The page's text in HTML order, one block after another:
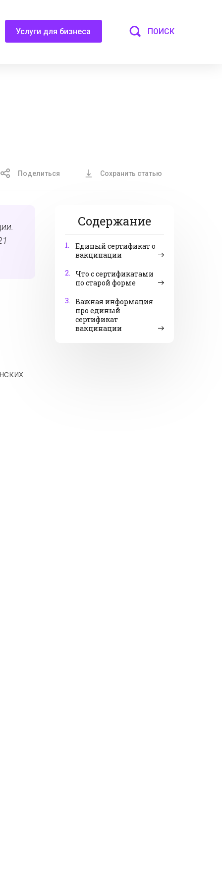
Услуги для бизнеса ПОИСК
Поделиться Сохранить статью
Содержание
1.
Единый сертификат о
вакцинации
2.
Что с сертификатами
по старой форме
3. Важная информация
про единый
сертификат
вакцинации